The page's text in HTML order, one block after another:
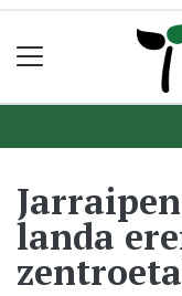
landa